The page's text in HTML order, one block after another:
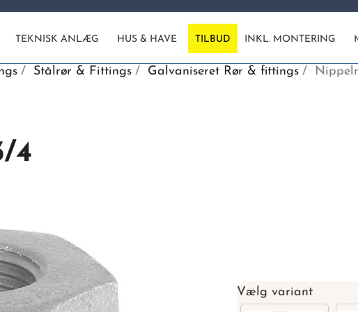
TEKNISK ANLÆG HUS & HAVE TILBUD INKL. MONTERING
Stålrør & Fittings Galvaniseret Rør & fittings
4
Vælg variant